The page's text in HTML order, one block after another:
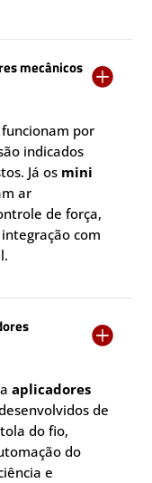
mecânicos 
funcionam por
indicados
Já os mini
ar
de força,
com

aplicadores
de
do fio,
do
e